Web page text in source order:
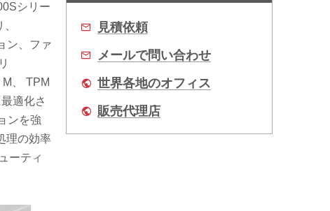
シリー
ン、ファ
、 TPM
適化さ
ンを強
理の効率
ーティ
見積依頼
メールで問い合わせ
世界各地のオフィス
販売代理店